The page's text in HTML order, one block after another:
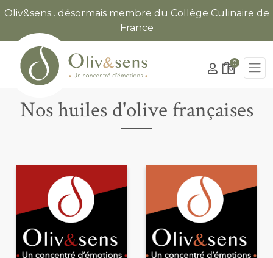
Oliv&sens…désormais membre du Collège Culinaire de
France
0
Nos huiles d'olive françaises